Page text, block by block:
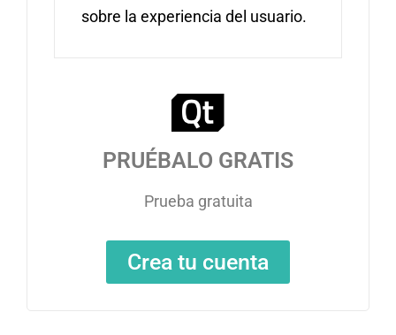
sobre la experiencia del usuario.
PRUÉBALO GRATIS
Prueba gratuita
Crea tu cuenta